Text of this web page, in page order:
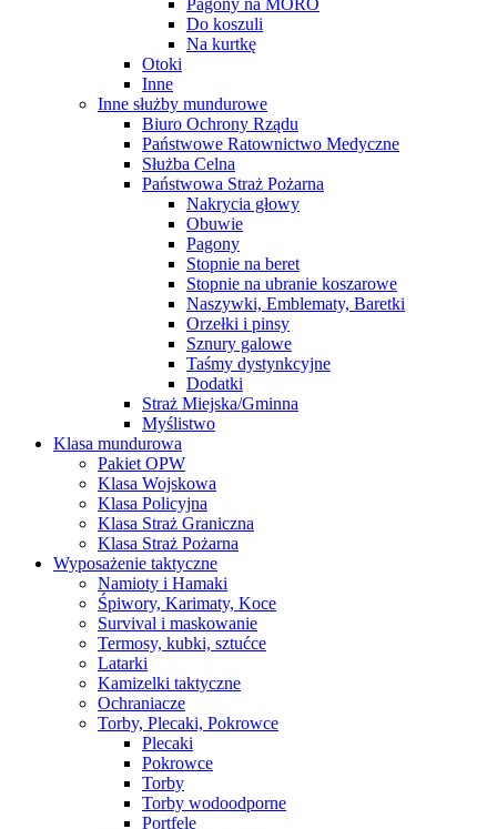
Do koszuli
Na kurtkę
Otoki
Inne
Inne służby mundurowe
Biuro Ochrony Rządu
Państwowe Ratownictwo Medyczne
Służba Celna
Państwowa Straż Pożarna
Nakrycia głowy
Obuwie
Pagony
Stopnie na beret
Stopnie na ubranie koszarowe
Naszywki, Emblematy, Baretki
Orzełki i pinsy
Sznury galowe
Taśmy dystynkcyjne
Dodatki
Straż Miejska/Gminna
Myślistwo
Klasa mundurowa
Pakiet OPW
Klasa Wojskowa
Klasa Policyjna
Klasa Straż Graniczna
Klasa Straż Pożarna
Wyposażenie taktyczne
Namioty i Hamaki
Śpiwory, Karimaty, Koce
Survival i maskowanie
Termosy, kubki, sztućce
Latarki
Kamizelki taktyczne
Ochraniacze
Torby, Plecaki, Pokrowce
Plecaki
Pokrowce
Torby
Torby wodoodporne
Portfele